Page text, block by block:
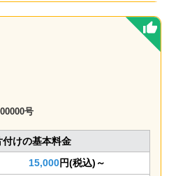
号
付けの基本料金
15,000円(税込)～